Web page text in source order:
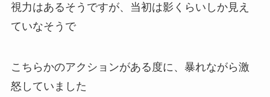
視力はあるそうですが、当初は影くらいしか見え
ていなそうで
こちらかのアクションがある度に、暴れながら激
怒していました